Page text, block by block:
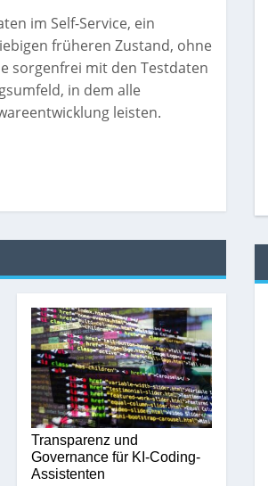
im Self-Service, ein
früheren Zustand, ohne
sorgenfrei mit den Testdaten
in dem alle
leisten.
Transparenz und
Governance für KI-Coding-
Assistenten